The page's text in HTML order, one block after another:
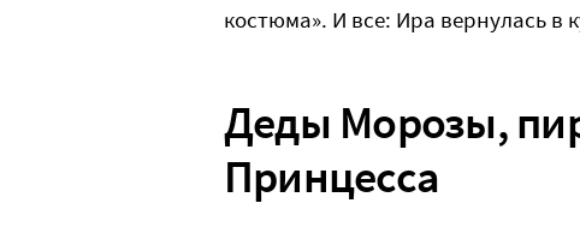
костюма». И все: Ира вернулась в
Деды Морозы,
Принцесса